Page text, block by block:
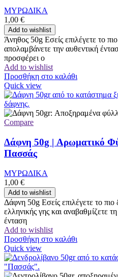
ΜΥΡΩΔΙΚΑ
1,00 €
Add to wishlist
Άνηθος 50g Εσείς επιλέγετε το
απολαμβάνετε την αυθεντική
προσφέρει ο
Add to wishlist
Προσθήκη στο καλάθι
Quick view
Compare
Δάφνη 50g | Αρωματικό
Πασσάς
ΜΥΡΩΔΙΚΑ
1,00 €
Add to wishlist
Δάφνη 50g Εσείς επιλέγετε το πιο
ελληνικής γης και αναβαθμίζετε
ένταση
Add to wishlist
Προσθήκη στο καλάθι
Quick view